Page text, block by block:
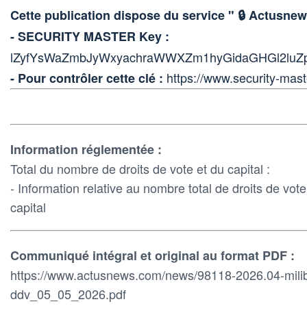
Cette publication dispose du service " 🔒
- SECURITY MASTER Key :
- Pour contrôler cette clé : https://www.security-
Information réglementée :
Total du nombre de droits de vote et du capital :
- Information relative au nombre total de droits de
capital
Communiqué intégral et original au format PDF :
https://www.actusnews.com/news/98118-2026.04-
ddv_05_05_2026.pdf